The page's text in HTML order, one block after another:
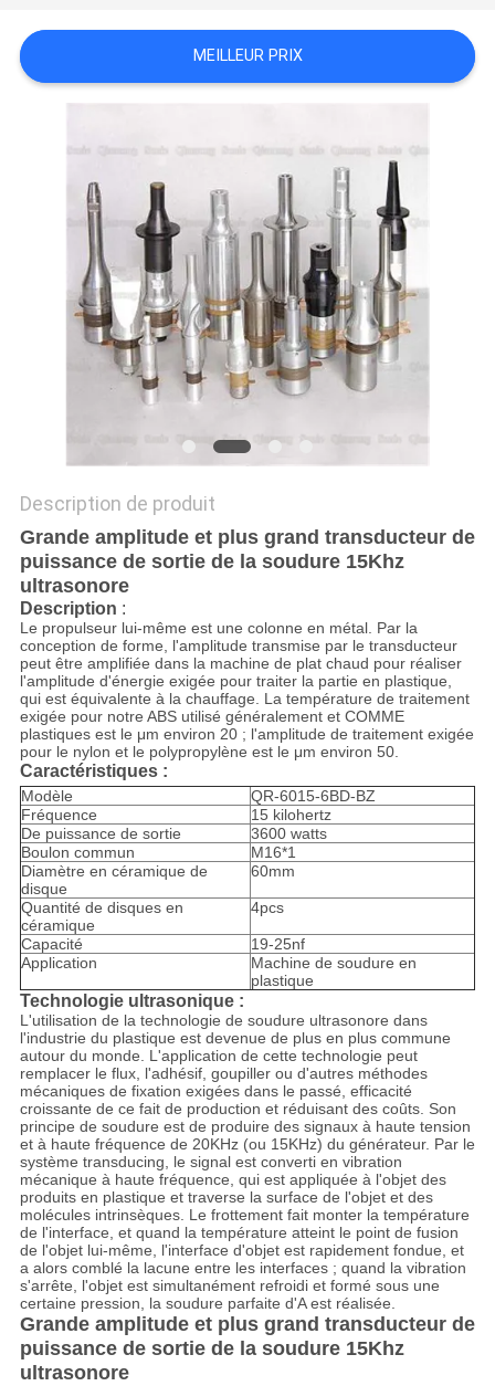
AFFAIRES
DEMANDEZ
UN DEVIS
POLITIQUE
CONFIDENTIALITÉ
MEILLEUR PRIX
Description de produit
Grande amplitude et plus grand transducteur de
puissance de sortie de la soudure 15Khz
ultrasonore
Description :
Le propulseur lui-même est une colonne en métal. Par la
conception de forme, l'amplitude transmise par le transducteur
peut être amplifiée dans la machine de plat chaud pour réaliser
l'amplitude d'énergie exigée pour traiter la partie en plastique,
qui est équivalente à la chauffage. La température de traitement
exigée pour notre ABS utilisé généralement et COMME
plastiques est le μm environ 20 ; l'amplitude de traitement exigée
pour le nylon et le polypropylène est le μm environ 50.
Caractéristiques :
Modèle
QR-6015-6BD-BZ
Fréquence
15 kilohertz
De puissance de sortie
3600 watts
Boulon commun
M16*1
Diamètre en céramique de
disque
60mm
Quantité de disques en
céramique
4pcs
Capacité
19-25nf
Application
Machine de soudure en
plastique
Technologie ultrasonique :
L'utilisation de la technologie de soudure ultrasonore dans
l'industrie du plastique est devenue de plus en plus commune
autour du monde. L'application de cette technologie peut
remplacer le flux, l'adhésif, goupiller ou d'autres méthodes
mécaniques de fixation exigées dans le passé, efficacité
croissante de ce fait de production et réduisant des coûts. Son
principe de soudure est de produire des signaux à haute tension
et à haute fréquence de 20KHz (ou 15KHz) du générateur. Par le
système transducing, le signal est converti en vibration
mécanique à haute fréquence, qui est appliquée à l'objet des
produits en plastique et traverse la surface de l'objet et des
molécules intrinsèques. Le frottement fait monter la température
de l'interface, et quand la température atteint le point de fusion
de l'objet lui-même, l'interface d'objet est rapidement fondue, et
a alors comblé la lacune entre les interfaces ; quand la vibration
s'arrête, l'objet est simultanément refroidi et formé sous une
certaine pression, la soudure parfaite d'A est réalisée.
Grande amplitude et plus grand transducteur de
puissance de sortie de la soudure 15Khz
ultrasonore